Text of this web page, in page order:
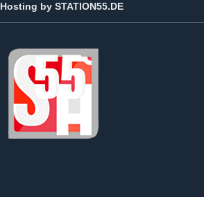
Hosting by STATION55.DE